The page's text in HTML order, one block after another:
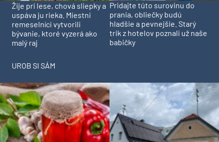
Žije pri lese, chová sliepky a
uspáva ju rieka. Miestni
remeselníci vytvorili
bývanie, ktoré vyzerá ako
malý raj
Pridajte túto surovinu do
prania, obliečky budú
hladšie a pevnejšie. Starý
trik z hotelov poznali už naše
babičky
UROB SI SÁM